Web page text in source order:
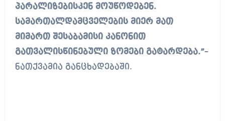
პარალიზებისკენ მოუწოდებენ.
სამართალდამცველების მიერ მათ
მიმართ შესაბამისი კანონით
გათვალისწინებული ზომები გატარდება.”–
ნათქვამია განცხადებაში.